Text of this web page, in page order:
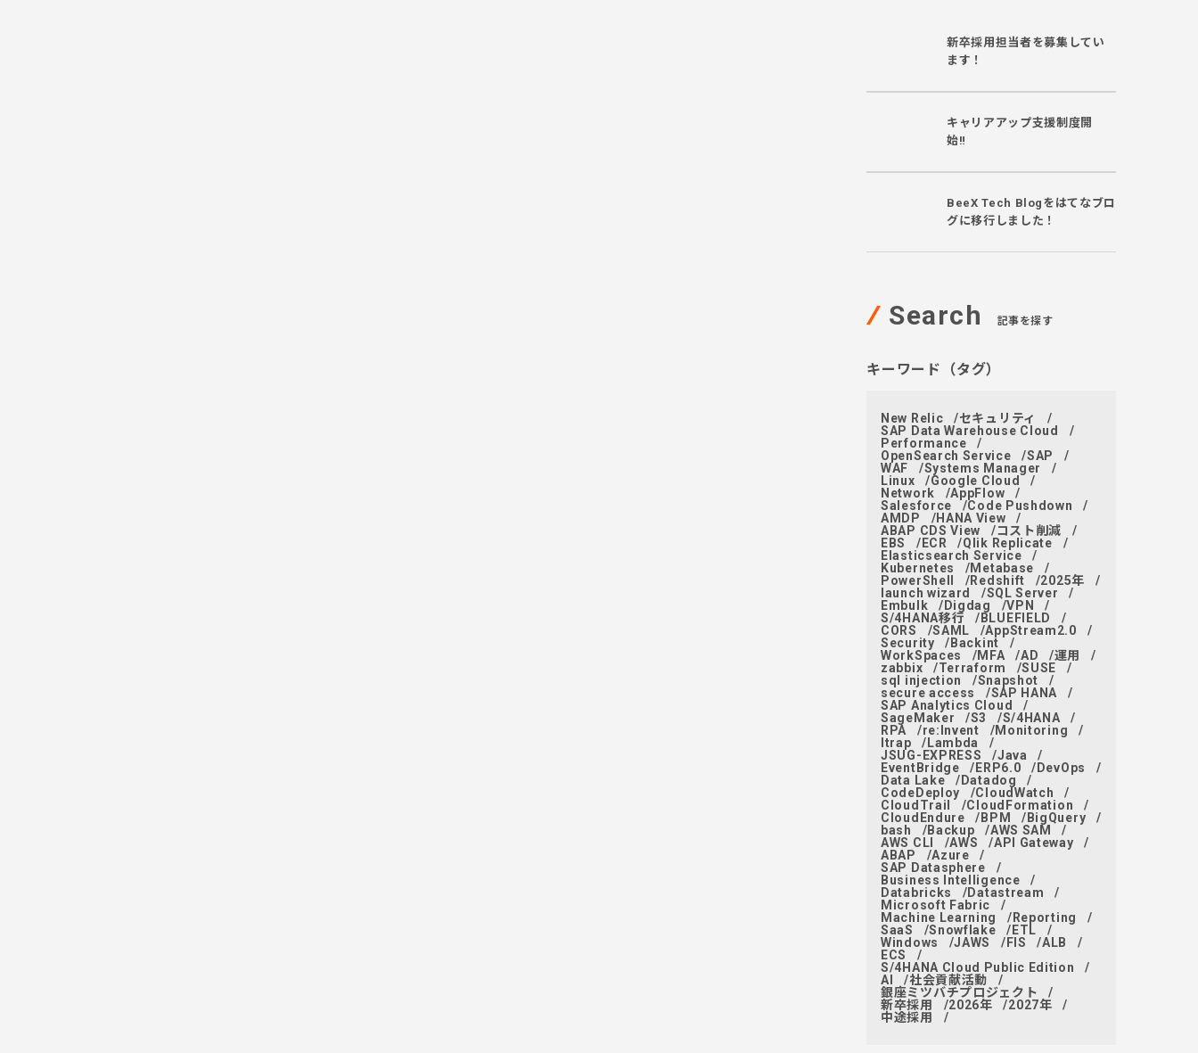
新卒採用担当者を募集してい
ます！
キャリアアップ支援制度開
始‼
BeeX Tech Blogをはてなブロ
グに移行しました！
Search 記事を探す
キーワード（タグ）
New Relic
セキュリティ
SAP Data Warehouse Cloud
Performance
OpenSearch Service
SAP
WAF
Systems Manager
Linux
Google Cloud
Network
AppFlow
Salesforce
Code Pushdown
AMDP
HANA View
ABAP CDS View
コスト削減
EBS
ECR
Qlik Replicate
Elasticsearch Service
Kubernetes
Metabase
PowerShell
Redshift
2025年
launch wizard
SQL Server
Embulk
Digdag
VPN
S/4HANA移行
BLUEFIELD
CORS
SAML
AppStream2.0
Security
Backint
WorkSpaces
MFA AD
運用
zabbix
Terraform
SUSE
sql injection
Snapshot
secure access
SAP HANA
SAP Analytics Cloud
SageMaker
S3
S/4HANA
RPA
re:Invent
Monitoring
ltrap
Lambda
JSUG-EXPRESS
Java
EventBridge
ERP6.0
DevOps
Data Lake
Datadog
CodeDeploy
CloudWatch
CloudTrail
CloudFormation
CloudEndure
BPM
BigQuery
bash
Backup
AWS SAM
AWS CLI
AWS
API Gateway
ABAP
Azure
SAP Datasphere
Business Intelligence
Databricks
Datastream
Microsoft Fabric
Machine Learning
Reporting
SaaS
Snowflake
ETL
Windows
JAWS FIS
ALB
ECS
S/4HANA Cloud Public Edition
AI
社会貢献活動
銀座ミツバチプロジェクト
新卒採用
2026年
2027年
中途採用